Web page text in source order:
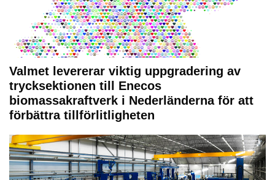
Valmet levererar viktig uppgradering av
trycksektionen till Enecos
biomassakraftverk i Nederländerna för att
förbättra tillförlitligheten